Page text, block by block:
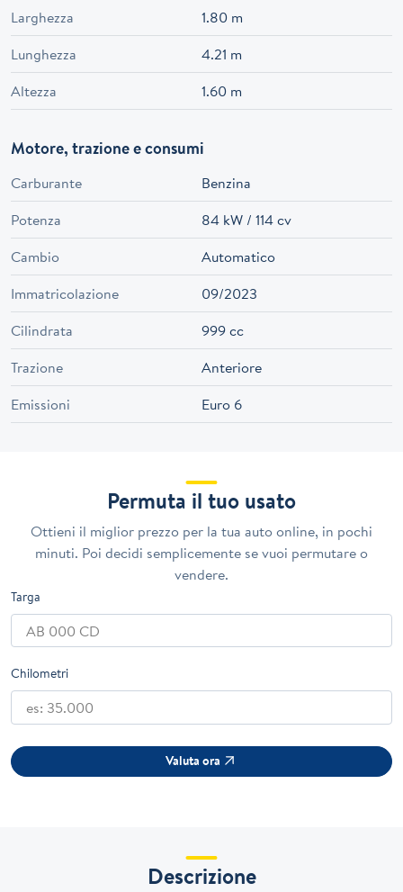
Larghezza
1.80 m
Lunghezza
4.21 m
Altezza
1.60 m
Motore, trazione e consumi
Carburante
Benzina
Potenza
84 kW / 114 cv
Cambio
Automatico
Immatricolazione
09/2023
Cilindrata
999 cc
Trazione
Anteriore
Emissioni
Euro 6
Permuta il tuo usato
Ottieni il miglior prezzo per la tua auto online, in pochi
minuti. Poi decidi semplicemente se vuoi permutare o
vendere.
Targa
Chilometri
Valuta ora
Descrizione